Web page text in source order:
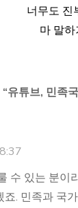
너무도 진
마 말
유튜브, 민족
수 있는 분이
죠. 민족과 국